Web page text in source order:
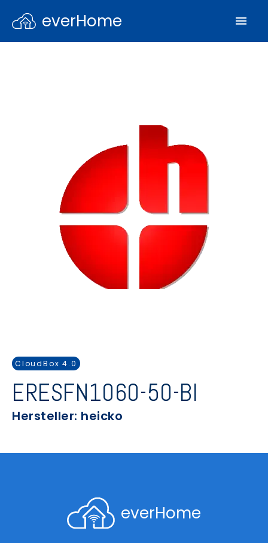
everHome
CloudBox 4.0
ERESFN1060-50-BI
Hersteller: heicko
everHome